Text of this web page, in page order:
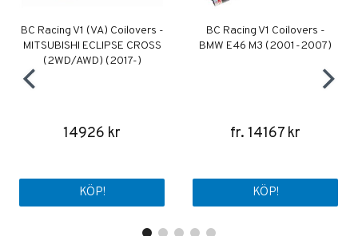
BC Racing V1 (VA) Coilovers -
MITSUBISHI ECLIPSE CROSS
(2WD/AWD) (2017-)
14926 kr
KÖP!
BC Racing V1 Coilovers -
BMW E46 M3 (2001-2007)
fr. 14167 kr
KÖP!